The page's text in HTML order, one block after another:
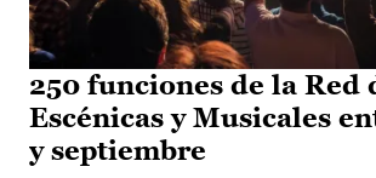
250 funciones de la Red
Escénicas y Musicales
y septiembre